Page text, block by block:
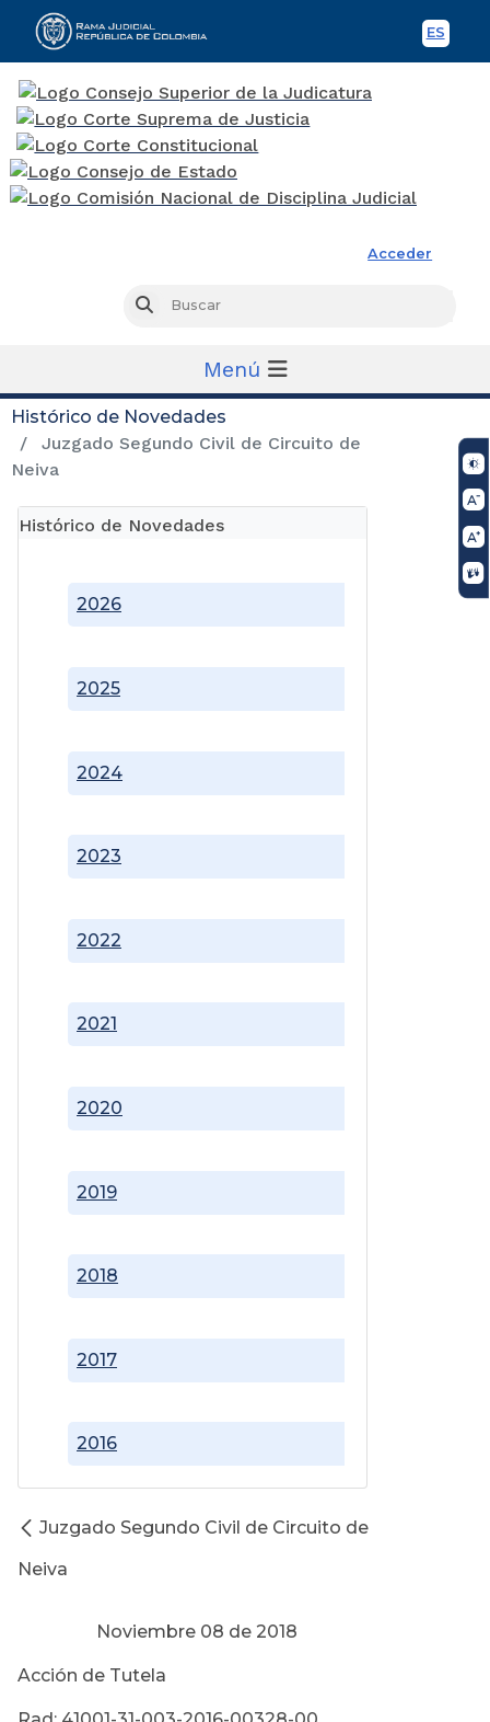
ES
Acceder
Buscar
Menú
Histórico de Novedades
Juzgado Segundo Civil de Circuito de
Neiva
Histórico de Novedades
2016
2017
2018
2019
2020
2021
2022
2023
2024
2025
2026
Juzgado Segundo Civil de Circuito de
Neiva
Noviembre 08 de 2018
Acción de Tutela